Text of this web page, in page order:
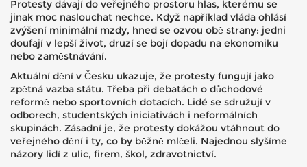
Protesty dávají do veřejného prostoru hlas, kterému se
jinak moc naslouchat nechce. Když například vláda ohlásí
zvýšení minimální mzdy, hned se ozvou obě strany: jedni
doufají v lepší život, druzí se bojí dopadu na ekonomiku
nebo zaměstnávání.
Aktuální dění v Česku ukazuje, že protesty fungují jako
zpětná vazba státu. Třeba při debatách o důchodové
reformě nebo sportovních dotacích. Lidé se sdružují v
odborech, studentských iniciativách i neformálních
skupinách. Zásadní je, že protesty dokážou vtáhnout do
veřejného dění i ty, co by běžně mlčeli. Najednou slyšíme
názory lidí z ulic, firem, škol, zdravotnictví.